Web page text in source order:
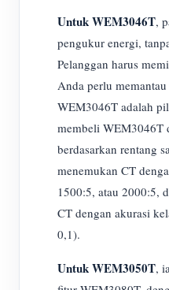
Untuk WEM3046T,
pengukur energi,
Pelanggan harus
Anda perlu
WEM3046T adalah
membeli WEM3046T
berdasarkan rentang
menemukan CT
1500:5, atau 2000:5,
CT dengan akurasi
0,1).
Untuk WEM3050T,